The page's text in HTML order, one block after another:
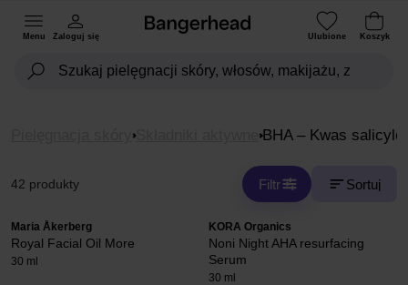
Menu Zaloguj się Ulubione Koszyk
Składniki aktywne BHA – Kwas
42 produkty Filtr Sortuj
Maria Åkerberg
Royal Facial Oil More
30 ml
KORA Organics
Noni Night AHA resurfacing
Serum
30 ml